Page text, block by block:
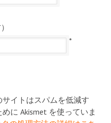
*
サイトはスパムを低減す
めに Akismet を使っていま